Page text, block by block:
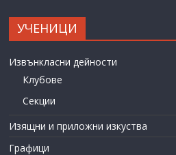
УЧЕНИЦИ
Извънкласни дейности
Клубове
Секции
Изящни и приложни изкуства
Графици